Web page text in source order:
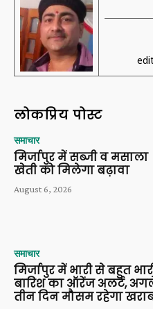
लोकप्रिय पोस्ट
समाचार
मिर्जापुर में सब्जी व मसाला
खेती को मिलेगा बढ़ावा
August 6, 2026
समाचार
मिर्जापुर में भारी से बहुत
बारिश का ऑरेंज अलर्ट,
तीन दिन मौसम रहेगा